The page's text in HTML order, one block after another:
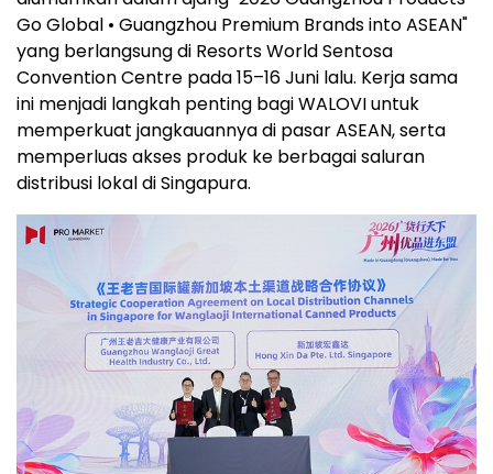
Go Global • Guangzhou Premium Brands into ASEAN"
yang berlangsung di Resorts World Sentosa
Convention Centre pada 15–16 Juni lalu. Kerja sama
ini menjadi langkah penting bagi WALOVI untuk
memperkuat jangkauannya di pasar ASEAN, serta
memperluas akses produk ke berbagai saluran
distribusi lokal di Singapura.